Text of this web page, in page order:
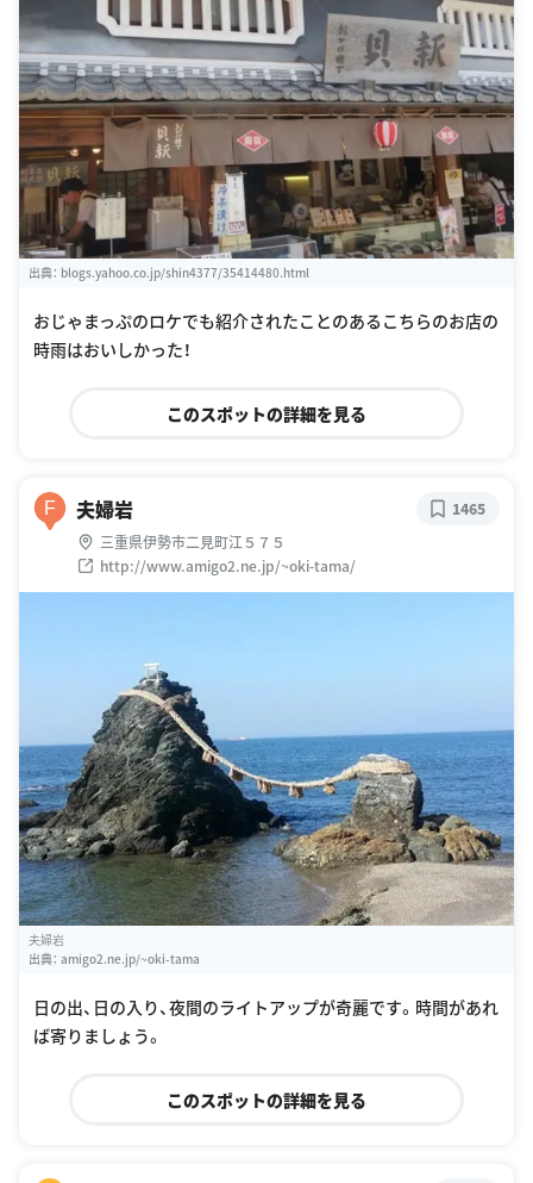
出典： blogs.yahoo.co.jp/shin4377/35414480.html
おじゃまっぷのロケでも紹介されたことのあるこちらのお店の
時雨はおいしかった！
このスポットの詳細を見る
F 夫婦岩
三重県伊勢市二見町江５７５
http://www.amigo2.ne.jp/~oki-tama/
1465
夫婦岩
出典： amigo2.ne.jp/~oki-tama
日の出、日の入り、夜間のライトアップが奇麗です。時間があれ
ば寄りましょう。
このスポットの詳細を見る